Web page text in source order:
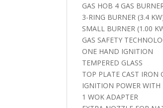
GAS HOB 4 GAS
3-RING BURNER (3.4
SMALL BURNER (1.00
GAS SAFETY
ONE HAND IGNITION
TEMPERED GLASS
TOP PLATE CAST IRON
IGNITION POWER WITH
1 WOK ADAPTER